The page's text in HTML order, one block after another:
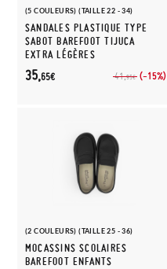
(5 COULEURS) (TAILLE 22 - 34)
SANDALES PLASTIQUE TYPE
SABOT BAREFOOT TIJUCA
EXTRA LÉGÈRES
41,95€ (-15%)
35,65€
(2 COULEURS) (TAILLE 25 - 36)
MOCASSINS SCOLAIRES
BAREFOOT ENFANTS